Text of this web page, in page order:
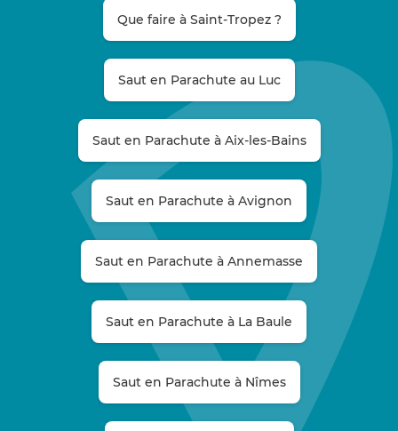
Que faire à Saint-Tropez ?
Saut en Parachute au Luc
Saut en Parachute à Aix-les-Bains
Saut en Parachute à Avignon
Saut en Parachute à Annemasse
Saut en Parachute à La Baule
Saut en Parachute à Nîmes